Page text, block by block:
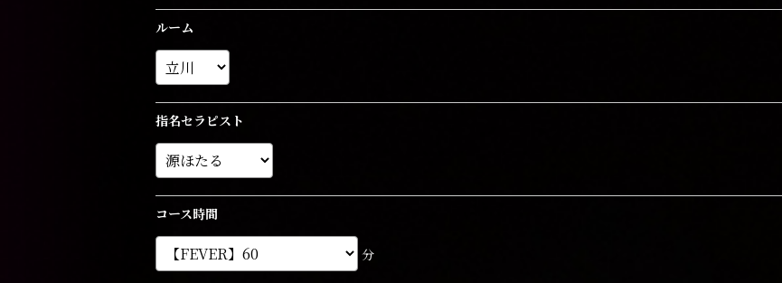
ルーム
指名セラピスト
コース時間
分